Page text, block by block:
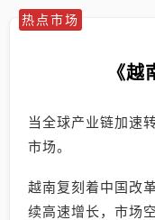
热点市场
《
当全球产业链加速
市场。
越南复刻着中国改
续高速增长，市场